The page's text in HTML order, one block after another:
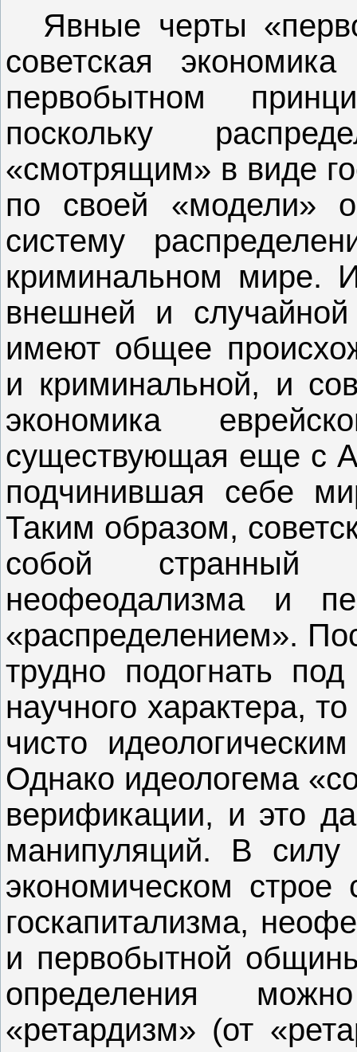
Явные черты
советская
первобытном
поскольку
«смотрящим» в виде
по своей «модели»
систему
криминальном мире.
внешней и
имеют общее
и криминальной, и
экономика
существующая еще с
подчинившая себе
Таким образом,
собой странный
неофеодализма и
«распределением».
трудно подогнать
научного характера,
чисто
Однако идеологема
верификации, и это
манипуляций. В силу
экономическом строе
госкапитализма,
и первобытной
определения
«ретардизм» (от